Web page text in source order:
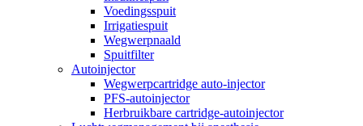
Voedingsspuit
Irrigatiespuit
Wegwerpnaald
Spuitfilter
Autoinjector
Wegwerpcartridge auto-injector
PFS-autoinjector
Herbruikbare cartridge-autoinjector